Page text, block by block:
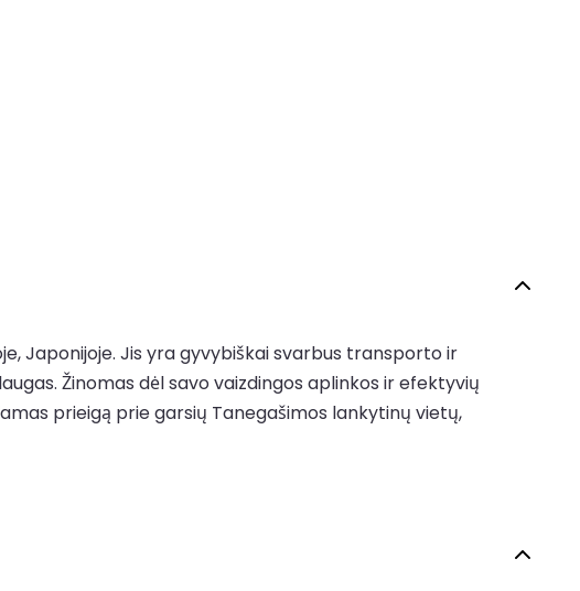
Japonijoje. Jis yra gyvybiškai svarbus transporto ir
Žinomas dėl savo vaizdingos aplinkos ir efektyvių
prieigą prie garsių Tanegašimos lankytinų vietų,